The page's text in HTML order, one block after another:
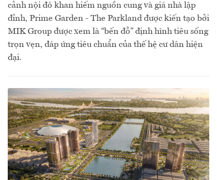
cảnh nội đô khan hiếm nguồn cung và giá nhà lập
đỉnh, Prime Garden - The Parkland được kiến tạo bởi
MIK Group được xem là “bến đỗ” định hình tiêu sống
trọn vẹn, đáp ứng tiêu chuẩn của thế hệ cư dân hiện
đại.